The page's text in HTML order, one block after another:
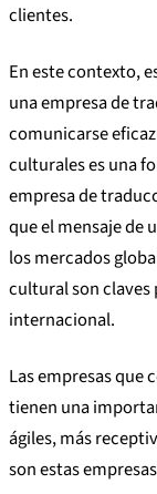
clientes.
En este contexto,
una empresa de
comunicarse
culturales es una
empresa de
que el mensaje de
los mercados
cultural son claves
internacional.
Las empresas que
tienen una
ágiles, más
son estas